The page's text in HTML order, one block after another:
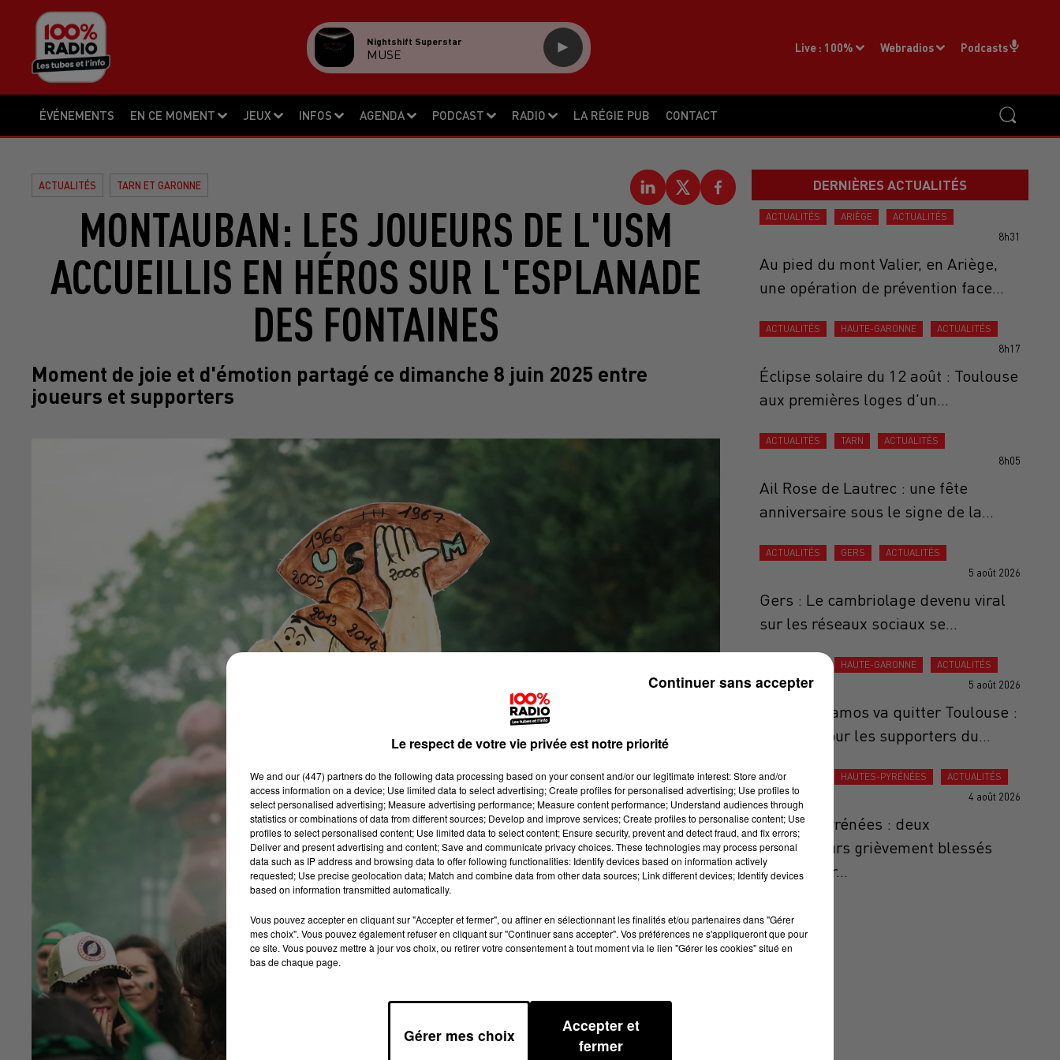
ÉVÉNEMENTS EN CE MOMENT JEUX INFOS AGENDA PODCAST RADIO LA RÉGIE PUB CONTACT
Live : 100% Webradios Podcasts
Nightshift Superstar
MUSE
ACTUALITÉS TARN ET GARONNE
MONTAUBAN: LES JOUEURS DE L'USM
ACCUEILLIS EN HÉROS SUR L'ESPLANADE
DES FONTAINES
Moment de joie et d'émotion partagé ce dimanche 8 juin 2025 entre
joueurs et supporters
DERNIÈRES ACTUALITÉS
ACTUALITÉS ARIÈGE ACTUALITÉS
8h31
Au pied du mont Valier, en Ariège,
une opération de prévention face...
ACTUALITÉS HAUTE-GARONNE ACTUALITÉS
8h17
Éclipse solaire du 12 août : Toulouse
aux premières loges d'un...
ACTUALITÉS TARN ACTUALITÉS
8h05
Ail Rose de Lautrec : une fête
anniversaire sous le signe de la...
ACTUALITÉS GERS ACTUALITÉS
5 août 2026
Gers : Le cambriolage devenu viral
sur les réseaux sociaux se...
HAUTE-GARONNE ACTUALITÉS
5 août 2026
Thomas Ramos va quitter Toulouse :
un choc pour les supporters du...
ACTUALITÉS HAUTES-PYRÉNÉES ACTUALITÉS
4 août 2026
Hautes-Pyrénées : deux
randonneurs grièvement blessés
après avoir...
Le respect de votre vie privée est notre priorité
We and our (447) partnersdo the following data processing based on your consent and/or our legitimate interest: Store and/or
access information on a device; Use limited data to select advertising; Create profiles for personalised advertising; Use profiles to
select personalised advertising; Measure advertising performance; Measure content performance; Understand audiences through
statistics or combinations of data from different sources; Develop and improve services; Create profiles to personalise content; Use
profiles to select personalised content; Use limited data to select content; Ensure security, prevent and detect fraud, and fix errors;
Deliver and present advertising and content; Save and communicate privacy choices. These technologies may process personal
data such as IP address and browsing data to offer following functionalities: Identify devices based on information actively
requested; Use precise geolocation data; Match and combine data from other data sources; Link different devices; Identify devices
based on information transmitted automatically.
Vous pouvez accepter en cliquant sur "Accepter et fermer", ou affiner en sélectionnant les finalités et/ou partenaires dans "Gérer
mes choix". Vous pouvez également refuser en cliquant sur "Continuer sans accepter". Vos préférences ne s'appliqueront que pour
ce site. Vous pouvez mettre à jour vos choix, ou retirer votre consentement à tout moment via le lien "Gérer les cookies" situé en
bas de chaque page.
Gérer mes choix
Accepter et
fermer
Continuer sans accepter